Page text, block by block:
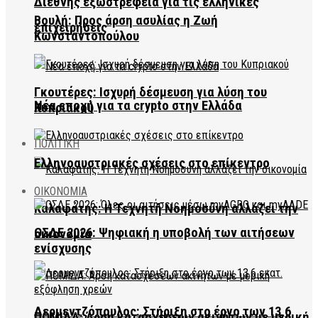
επιχειρήσεις
Νέα εποχή για τα crypto στην Ελλάδα
ΠΟΛΙΤΙΚΗ
Καλαφάτης: Η Τεχνητή Νοημοσύνη αλλάζει την
οικονομία
Δερμεντζόπουλος: Στήριξη στο έργο των 13,6
Βουλή: Προς άρση ασυλίας η Ζωή
Κωνσταντοπούλου
Γκουτέρες: Ισχυρή δέσμευση για λύση του
Κυπριακού
Ελληνοαυστριακές σχέσεις στο επίκεντρο
ΟΙΚΟΝΟΜΙΑ
ΟΣΔΕ 2026: Ψηφιακή η υποβολή των αιτήσεων
ενίσχυσης